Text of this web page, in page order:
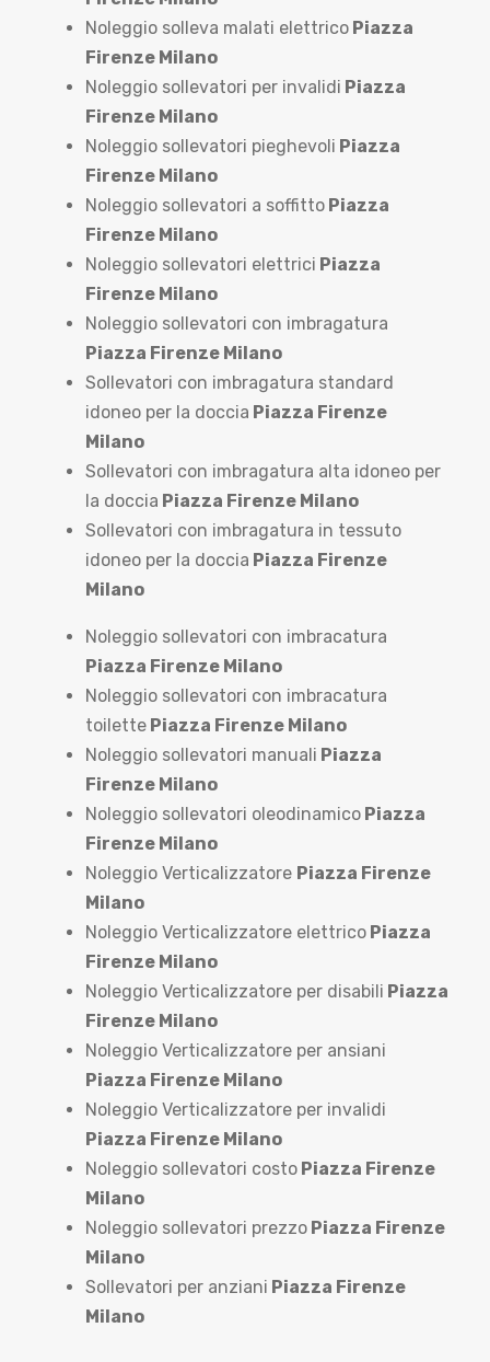
Noleggio solleva malati elettrico Piazza
Firenze Milano
Noleggio sollevatori per invalidi Piazza
Firenze Milano
Noleggio sollevatori pieghevoli Piazza
Firenze Milano
Noleggio sollevatori a soffitto Piazza
Firenze Milano
Noleggio sollevatori elettrici Piazza
Firenze Milano
Noleggio sollevatori con imbragatura
Piazza Firenze Milano
Sollevatori con imbragatura standard
idoneo per la doccia Piazza Firenze
Milano
Sollevatori con imbragatura alta idoneo per
la doccia Piazza Firenze Milano
Sollevatori con imbragatura in tessuto
idoneo per la doccia Piazza Firenze
Milano
Noleggio sollevatori con imbracatura
Piazza Firenze Milano
Noleggio sollevatori con imbracatura
toilette Piazza Firenze Milano
Noleggio sollevatori manuali Piazza
Firenze Milano
Noleggio sollevatori oleodinamico Piazza
Firenze Milano
Noleggio Verticalizzatore Piazza Firenze
Milano
Noleggio Verticalizzatore elettrico Piazza
Firenze Milano
Noleggio Verticalizzatore per disabili Piazza
Firenze Milano
Noleggio Verticalizzatore per ansiani
Piazza Firenze Milano
Noleggio Verticalizzatore per invalidi
Piazza Firenze Milano
Noleggio sollevatori costo Piazza Firenze
Milano
Noleggio sollevatori prezzo Piazza Firenze
Milano
Sollevatori per anziani Piazza Firenze
Milano